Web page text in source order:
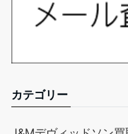
カテゴリー